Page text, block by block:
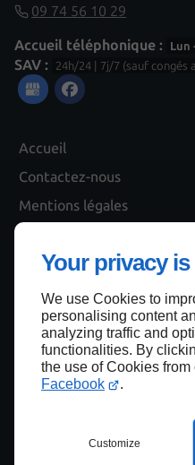
Your privacy
We use Cookies to
personalising content
analyzing traffic and
functionalities. By
the use of Cookies
Facebook
.
Customize
09 74 56 10 29
Accueil téléphonique : Lun
SAV : 24h/24 | 7j/7 (sauf congés
Accueil
Contactez-nous
Mentions légales